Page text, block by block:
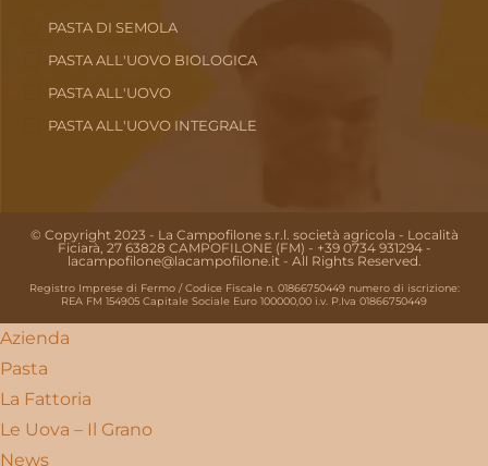
PASTA DI SEMOLA
PASTA ALL'UOVO BIOLOGICA
PASTA ALL'UOVO
PASTA ALL'UOVO INTEGRALE
© Copyright 2023 - La Campofilone s.r.l. società agricola - Località
Ficiarà, 27 63828 CAMPOFILONE (FM) - +39 0734 931294 -
lacampofilone@lacampofilone.it - All Rights Reserved.
Registro Imprese di Fermo / Codice Fiscale n. 01866750449 numero di iscrizione:
REA FM 154905 Capitale Sociale Euro 100000,00 i.v. P.Iva 01866750449
Azienda
Pasta
La Fattoria
Le Uova – Il Grano
News